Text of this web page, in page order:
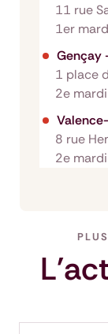
11 rue
1er
Gençay
1 place
2e
8 rue
2e